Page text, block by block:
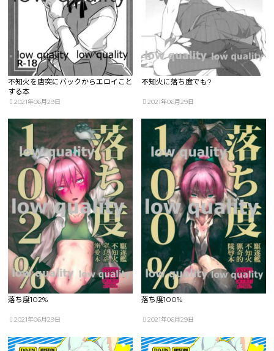
不知火を唐突にバックからエロイこと
する本
2021年06月29日
不知火に落ち度でも?
2021年06月29日
落ち度102%
2021年06月29日
落ち度100%
2021年06月29日